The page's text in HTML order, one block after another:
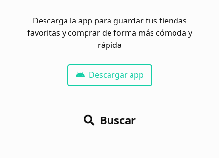
Descarga la app para guardar tus tiendas
favoritas y comprar de forma más cómoda y
rápida
Descargar app
Buscar